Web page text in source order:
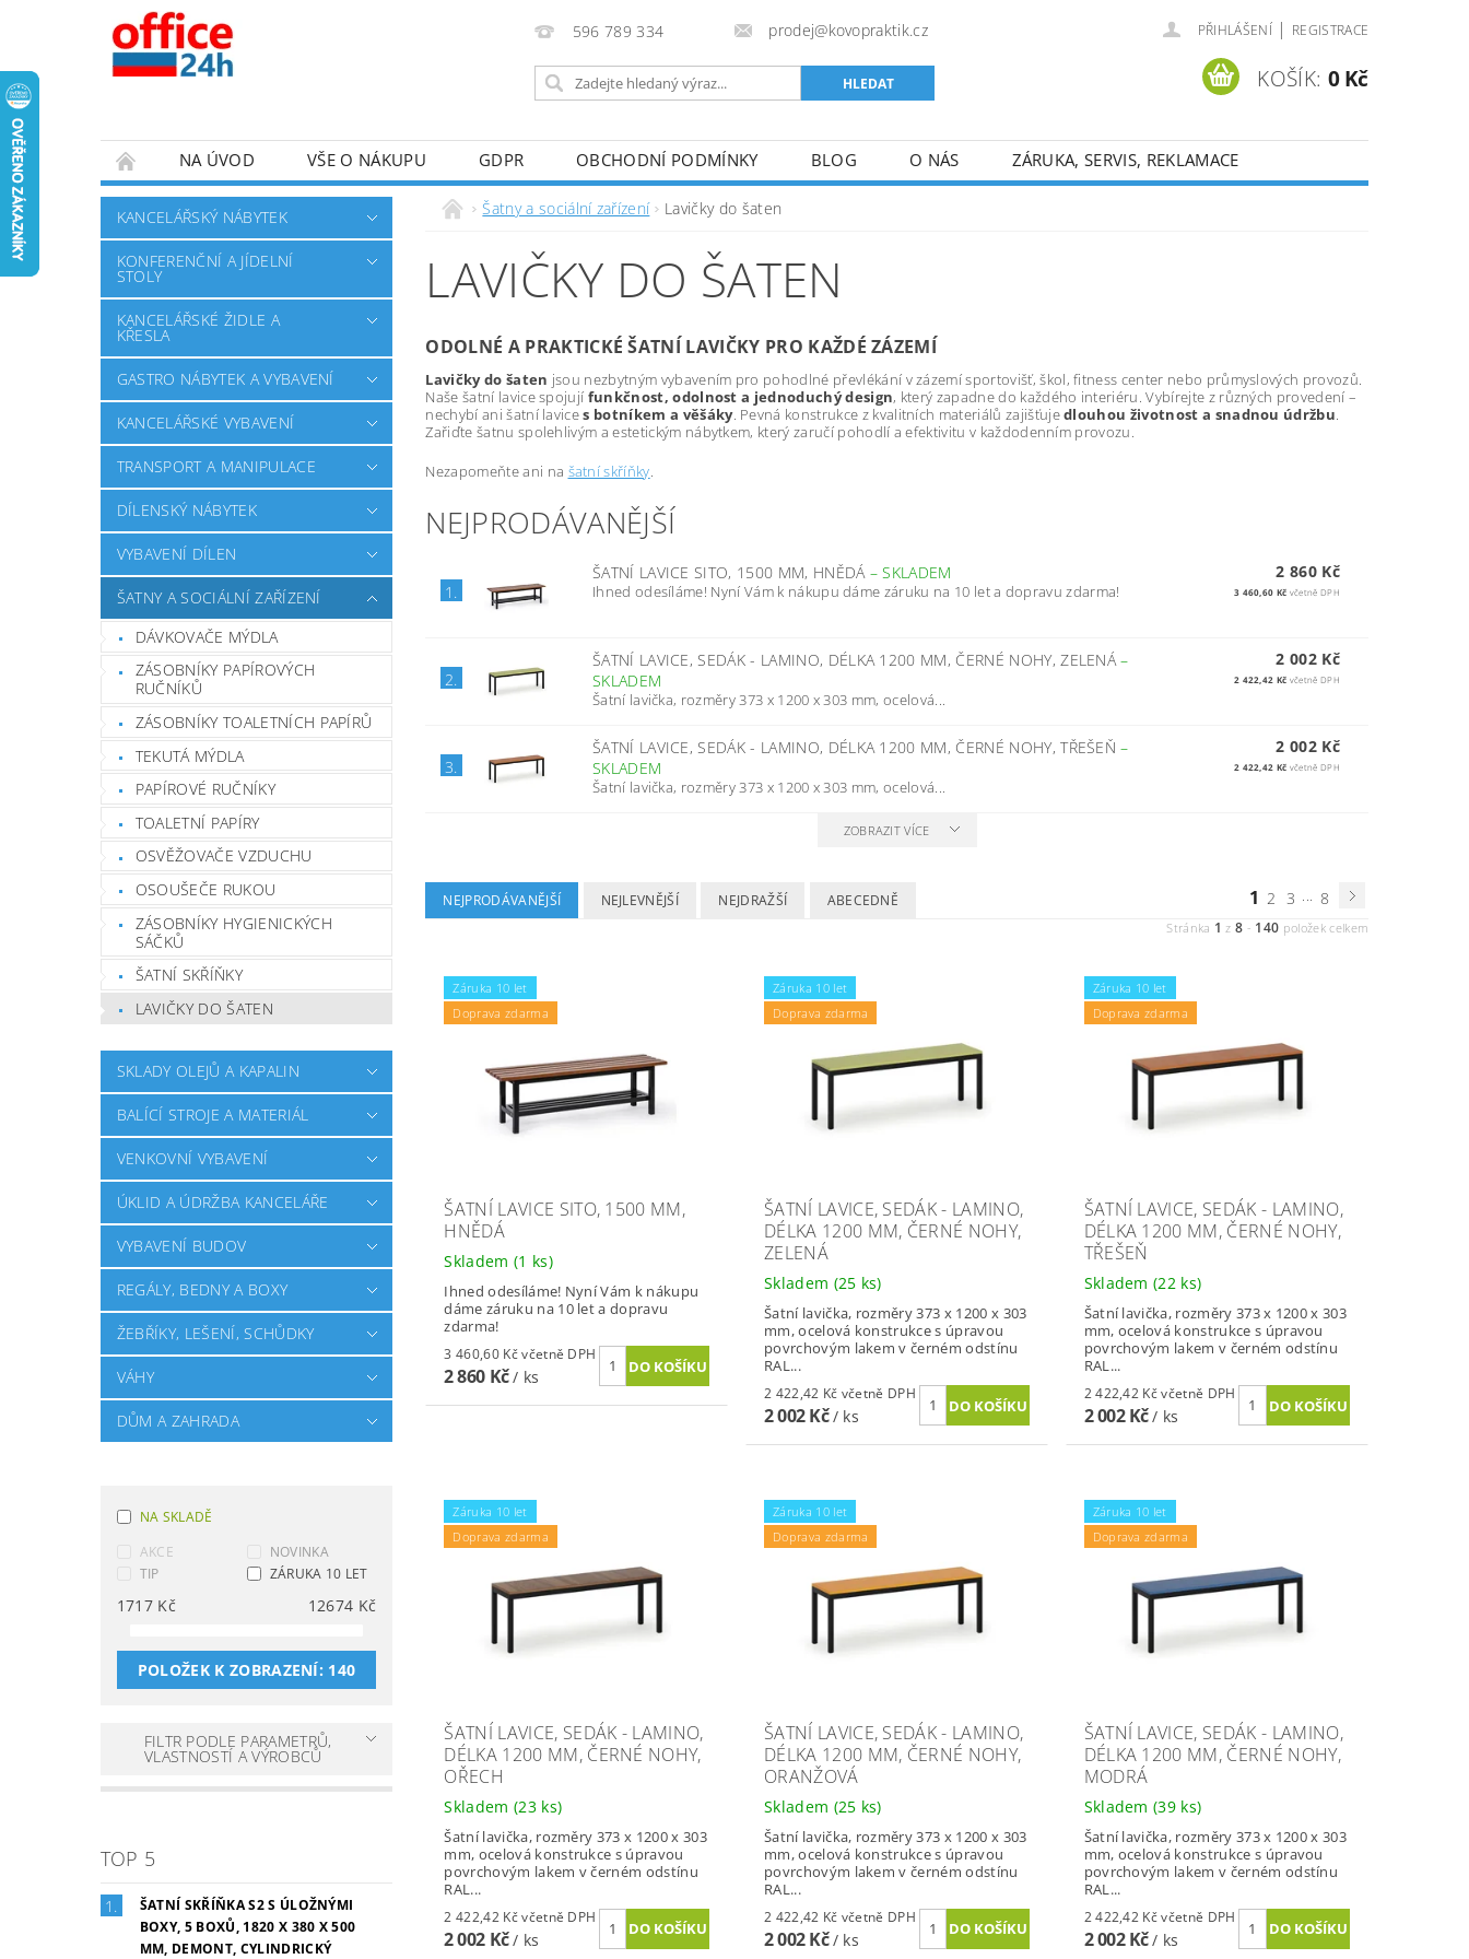
596 789 334 prodej@kovopraktik.cz PŘIHLÁŠENÍ | REGISTRACE
KOŠÍK: 0 Kč
NA ÚVOD VŠE O NÁKUPU GDPR OBCHODNÍ PODMÍNKY BLOG O NÁS ZÁRUKA, SERVIS, REKLAMACE
KANCELÁŘSKÝ NÁBYTEK
KONFERENČNÍ A JÍDELNÍ
STOLY
KANCELÁŘSKÉ ŽIDLE A
KŘESLA
GASTRO NÁBYTEK A VYBAVENÍ
KANCELÁŘSKÉ VYBAVENÍ
TRANSPORT A MANIPULACE
DÍLENSKÝ NÁBYTEK
VYBAVENÍ DÍLEN
ŠATNY A SOCIÁLNÍ ZAŘÍZENÍ
DÁVKOVAČE MÝDLA
ZÁSOBNÍKY PAPÍROVÝCH
RUČNÍKŮ
ZÁSOBNÍKY TOALETNÍCH PAPÍRŮ
TEKUTÁ MÝDLA
PAPÍROVÉ RUČNÍKY
TOALETNÍ PAPÍRY
OSVĚŽOVAČE VZDUCHU
OSOUŠEČE RUKOU
ZÁSOBNÍKY HYGIENICKÝCH
SÁČKŮ
ŠATNÍ SKŘÍŇKY
LAVIČKY DO ŠATEN
SKLADY OLEJŮ A KAPALIN
BALÍCÍ STROJE A MATERIÁL
VENKOVNÍ VYBAVENÍ
ÚKLID A ÚDRŽBA KANCELÁŘE
VYBAVENÍ BUDOV
REGÁLY, BEDNY A BOXY
ŽEBŘÍKY, LEŠENÍ, SCHŮDKY
VÁHY
DŮM A ZAHRADA
NA SKLADĚ
AKCE
NOVINKA
TIP
ZÁRUKA 10 LET
1717 Kč 12674 Kč
POLOŽEK K ZOBRAZENÍ: 140
FILTR PODLE PARAMETRŮ,
VLASTNOSTÍ A VÝROBCŮ
TOP 5
ŠATNÍ SKŘÍŇKA S2 S ÚLOŽNÝMI
BOXY, 5 BOXŮ, 1820 X 380 X 500
MM, DEMONT, CYLINDRICKÝ
Šatny a sociální zařízení Lavičky do šaten
LAVIČKY DO ŠATEN
ODOLNÉ A PRAKTICKÉ ŠATNÍ LAVIČKY PRO KAŽDÉ ZÁZEMÍ
Lavičky do šaten jsou nezbytným vybavením pro pohodlné převlékání v zázemí sportovišť, škol, fitness center nebo průmyslových provozů.
Naše šatní lavice spojují funkčnost, odolnost a jednoduchý design, který zapadne do každého interiéru. Vybírejte z různých provedení –
nechybí ani šatní lavices botníkem a věšáky. Pevná konstrukce z kvalitních materiálů zajišťujedlouhou životnost a snadnou údržbu.
Zařiďte šatnu spolehlivým a estetickým nábytkem, který zaručí pohodlí a efektivitu v každodenním provozu.
Nezapomeňte ani na šatní skříňky.
NEJPRODÁVANĚJŠÍ
1.
ŠATNÍ LAVICE SITO, 1500 MM, HNĚDÁ –SKLADEM
Ihned odesíláme! Nyní Vám k nákupu dáme záruku na 10 let a dopravu zdarma!
2 860 Kč
3 460,60 Kč včetně DPH
2.
ŠATNÍ LAVICE, SEDÁK - LAMINO, DÉLKA 1200 MM, ČERNÉ NOHY, ZELENÁ–
SKLADEM
Šatní lavička, rozměry 373 x 1200 x 303 mm, ocelová...
2 002 Kč
2 422,42 Kč včetně DPH
3.
ŠATNÍ LAVICE, SEDÁK - LAMINO, DÉLKA 1200 MM, ČERNÉ NOHY, TŘEŠEŇ–
SKLADEM
Šatní lavička, rozměry 373 x 1200 x 303 mm, ocelová...
2 002 Kč
2 422,42 Kč včetně DPH
ZOBRAZIT VÍCE
NEJPRODÁVANĚJŠÍ NEJLEVNĚJŠÍ NEJDRAŽŠÍ ABECEDNĚ 1 2 3 ... 8
Stránka 1 z8 - 140 položek celkem
Záruka 10 let
Doprava zdarma
ŠATNÍ LAVICE SITO, 1500 MM,
HNĚDÁ
Skladem (1 ks)
Ihned odesíláme! Nyní Vám k nákupu
dáme záruku na 10 let a dopravu
zdarma!
3 460,60 Kč včetně DPH
2 860 Kč/ ks
Záruka 10 let
Doprava zdarma
ŠATNÍ LAVICE, SEDÁK - LAMINO,
DÉLKA 1200 MM, ČERNÉ NOHY,
ZELENÁ
Skladem (25 ks)
Šatní lavička, rozměry 373 x 1200 x 303
mm, ocelová konstrukce s úpravou
povrchovým lakem v černém odstínu
RAL...
2 422,42 Kč včetně DPH
2 002 Kč/ ks
Záruka 10 let
Doprava zdarma
ŠATNÍ LAVICE, SEDÁK - LAMINO,
DÉLKA 1200 MM, ČERNÉ NOHY,
TŘEŠEŇ
Skladem(22 ks)
Šatní lavička, rozměry 373 x 1200 x 303
mm, ocelová konstrukce s úpravou
povrchovým lakem v černém odstínu
RAL...
2 422,42 Kč včetně DPH
2 002 Kč/ ks
Záruka 10 let
Doprava zdarma
ŠATNÍ LAVICE, SEDÁK - LAMINO,
DÉLKA 1200 MM, ČERNÉ NOHY,
OŘECH
Skladem (23 ks)
Šatní lavička, rozměry 373 x 1200 x 303
mm, ocelová konstrukce s úpravou
povrchovým lakem v černém odstínu
RAL...
2 422,42 Kč včetně DPH
2 002 Kč/ ks
Záruka 10 let
Doprava zdarma
ŠATNÍ LAVICE, SEDÁK - LAMINO,
DÉLKA 1200 MM, ČERNÉ NOHY,
ORANŽOVÁ
Skladem (25 ks)
Šatní lavička, rozměry 373 x 1200 x 303
mm, ocelová konstrukce s úpravou
povrchovým lakem v černém odstínu
RAL...
2 422,42 Kč včetně DPH
2 002 Kč/ ks
Záruka 10 let
Doprava zdarma
ŠATNÍ LAVICE, SEDÁK - LAMINO,
DÉLKA 1200 MM, ČERNÉ NOHY,
MODRÁ
Skladem(39 ks)
Šatní lavička, rozměry 373 x 1200 x 303
mm, ocelová konstrukce s úpravou
povrchovým lakem v černém odstínu
RAL...
2 422,42 Kč včetně DPH
2 002 Kč/ ks